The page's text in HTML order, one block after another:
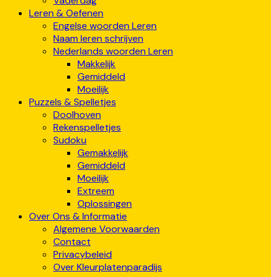
Leren & Oefenen
Engelse woorden Leren
Naam leren schrijven
Nederlands woorden Leren
Makkelijk
Gemiddeld
Moeilijk
Puzzels & Spelletjes
Doolhoven
Rekenspelletjes
Sudoku
Gemakkelijk
Gemiddeld
Moeilijk
Extreem
Oplossingen
Over Ons & Informatie
Algemene Voorwaarden
Contact
Privacybeleid
Over Kleurplatenparadijs